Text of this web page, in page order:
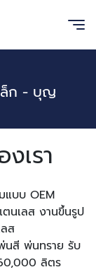
ล็ก - บุญ
เรา
แบบ OEM
นเลส งานขึ้นรูป
ส
นสี พ่นทราย รับ
ลิตร